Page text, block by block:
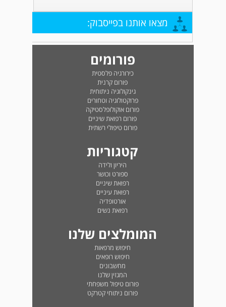
מצאו אותנו בפייסבוק:
פורומים
כירורגיה פלסטית
פורום קרנית
גינקולוגיה ניתוחית
פרוקטולוגיה וטחורים
פורום אוקולופלסטיקה
פורום רפואת שיניים
פורום טיפולי רשתית
קטגוריות
היריון ולידה
ספורט וכושר
רפואת שיניים
רפואת עיניים
אורטופדיה
רפואת נשים
המומלצים שלנו
חיפוש מרפאות
חיפוש רופאים
מחשבונים
המגזין שלנו
פורום טיפול משפחתי
פורום ניתוחי קטרקט